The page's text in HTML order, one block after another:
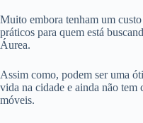
Muito embora tenham um
práticos para quem está
Áurea.
Assim como, podem ser uma
vida na cidade e ainda não tem
móveis.